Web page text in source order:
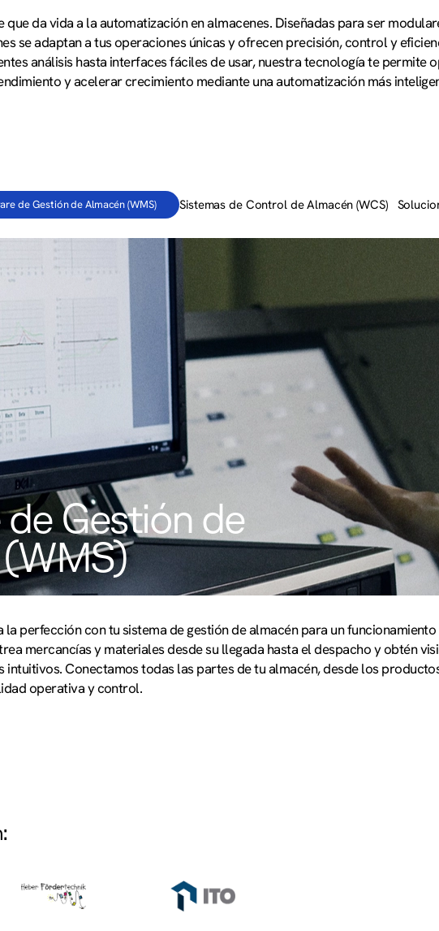
da vida a la automatización en almacenes. Diseñadas para ser
se adaptan a tus operaciones únicas y ofrecen precisión, control y
análisis hasta interfaces fáciles de usar, nuestra tecnología te permite
y acelerar crecimiento mediante una automatización más
de Gestión de Almacén (WMS) Sistemas de Control de Almacén (WCS)
Gestión de
perfección con tu sistema de gestión de almacén para un funcionamiento
mercancías y materiales desde su llegada hasta el despacho y obtén
intuitivos. Conectamos todas las partes de tu almacén, desde los
operativa y control.